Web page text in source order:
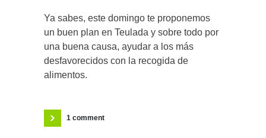
Ya sabes, este domingo te proponemos
un buen plan en Teulada y sobre todo por
una buena causa, ayudar a los más
desfavorecidos con la recogida de
alimentos.
1 comment